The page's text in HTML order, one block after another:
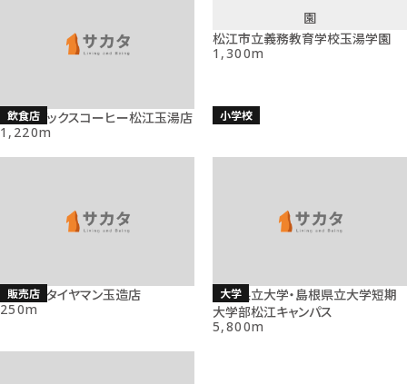
飲食店
スターバックスコーヒー松江玉湯店
1,220m
小学校
松江市立義務教育学校玉湯学園
1,300m
販売店
ミスタータイヤマン玉造店
250m
大学
島根県立大学・島根県立大学短期
大学部松江キャンパス
5,800m